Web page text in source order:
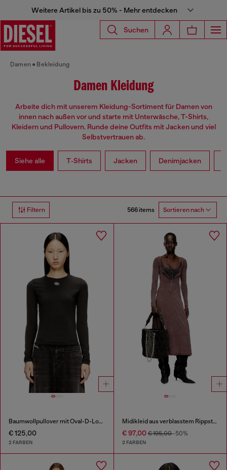
Weitere Artikel bis zu 50% - Mehr entdecken
Suchen
Damen Bekleidung
Damen Kleidung
Arbeite dich mit unserem Kleidung-Sortiment für Damen von
innen nach außen vor und starte mit Unterwäsche, T-Shirts,
Kleidern und Pullovern. Runde deine Outfits mit Jacken und viel
Selbstvertrauen ab.
Siehe alle T‑Shirts Jacken Denimjacken
Filtern 566 items Sortieren nach
Baumwollpullover mit Oval-D-Logo
€ 125,00
2 FARBEN
Midikleid aus verblasstem Rippstrick-Jersey
€ 97,00€ 195,00-50%
2 FARBEN